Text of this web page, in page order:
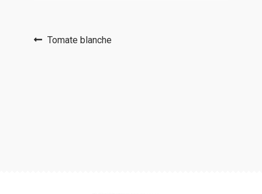
Navigation
Article
Tomate blanche